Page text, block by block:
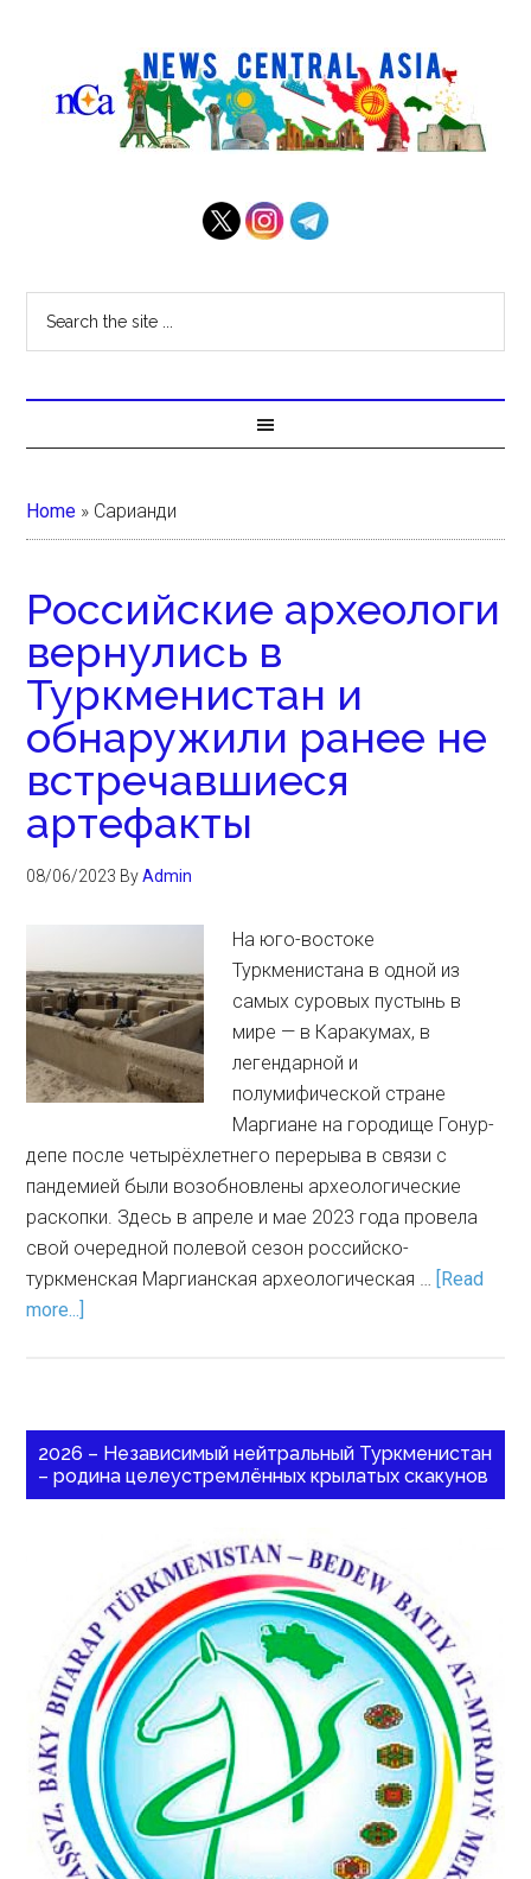
Home » Сарианди
Российские археологи
вернулись в
Туркменистан и
обнаружили ранее не
встречавшиеся
артефакты
08/06/2023 ByAdmin
На юго-востоке
Туркменистана в одной из
самых суровых пустынь в
мире — в Каракумах, в
легендарной и
полумифической стране
Маргиане на городище Гонур-
депе после четырёхлетнего перерыва в связи с
пандемией были возобновлены археологические
раскопки. Здесь в апреле и мае 2023 года провела
свой очередной полевой сезон российско-
туркменская Маргианская археологическая … [Read
more...]
2026 – Независимый нейтральный Туркменистан
– родина целеустремлённых крылатых скакунов